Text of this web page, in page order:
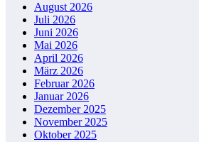
August 2026
Juli 2026
Juni 2026
Mai 2026
April 2026
März 2026
Februar 2026
Januar 2026
Dezember 2025
November 2025
Oktober 2025